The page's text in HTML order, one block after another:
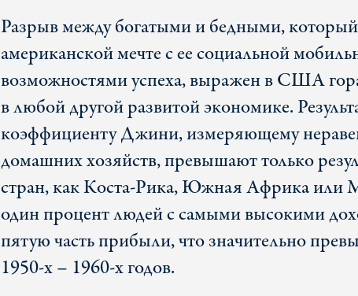
Разрыв между богатыми и бедными,
американской мечте с ее социальной
возможностями успеха, выражен в США
в любой другой развитой экономике.
коэффициенту Джини, измеряющему
домашних хозяйств, превышают только
стран, как Коста-Рика, Южная Африка
один процент людей с самыми высокими
пятую часть прибыли, что значительно
1950-х – 1960-х годов.